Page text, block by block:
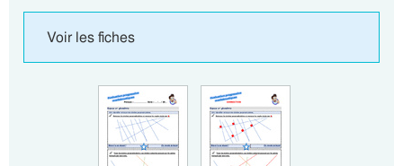
Voir les fiches